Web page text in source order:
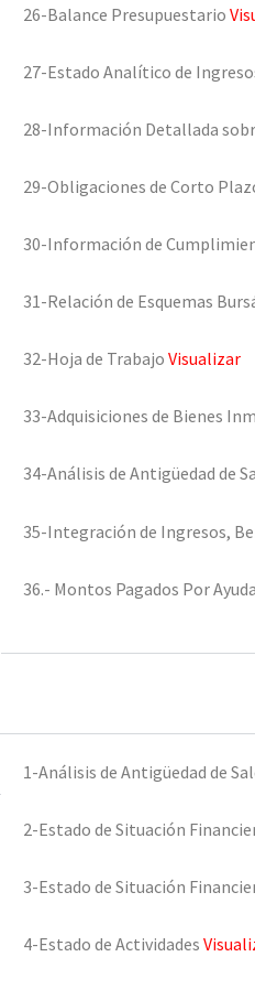
26-Balance Presupuestario
27-Estado Analítico de
28-Información Detallada
29-Obligaciones de Corto
30-Información de
31-Relación de Esquemas
32-Hoja de Trabajo Visualizar
33-Adquisiciones de Bienes
34-Análisis de Antigüedad de
35-Integración de Ingresos,
36.- Montos Pagados Por
1-Análisis de Antigüedad de
2-Estado de Situación
3-Estado de Situación
4-Estado de Actividades